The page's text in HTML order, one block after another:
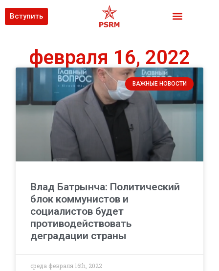
Вступить
февраля 16, 2022
ВАЖНЫЕ НОВОСТИ
Влад Батрынча: Политический
блок коммунистов и
социалистов будет
противодействовать
деградации страны
среда февраля 16th, 2022